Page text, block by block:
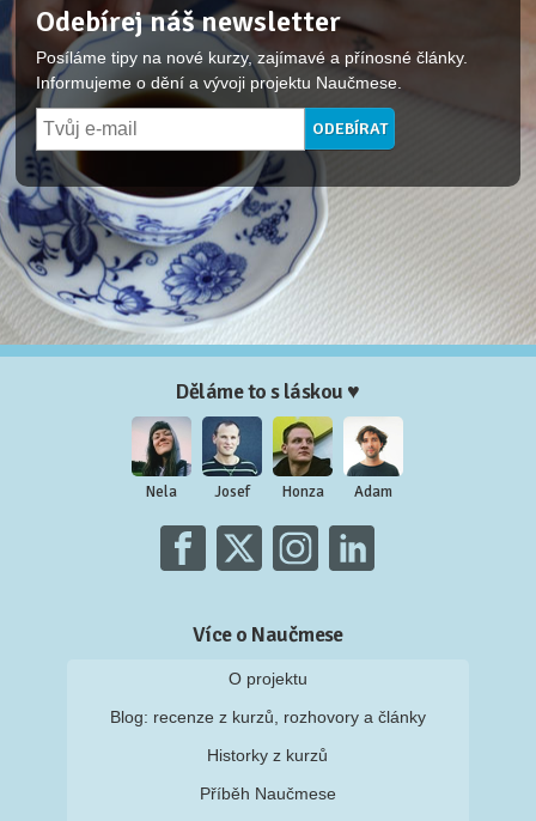
Odebírej náš newsletter
Posíláme tipy na nové kurzy, zajímavé a přínosné články.
Informujeme o dění a vývoji projektu Naučmese.
Děláme to s láskou ♥
Nela Josef Honza Adam
Více o Naučmese
O projektu
Blog: recenze z kurzů, rozhovory a články
Historky z kurzů
Příběh Naučmese